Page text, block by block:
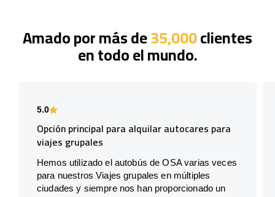
Amado por más de35,000clientes
en todo el mundo.
5.0
Opción principal para alquilar autocares para
viajes grupales
Hemos utilizado el autobús de OSA varias veces
para nuestros Viajes grupales en múltiples
ciudades y siempre nos han proporcionado un